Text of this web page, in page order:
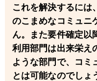
これを解決するには
のこまめなコミュニ
ん。また要件確定以
利用部門は出来栄え
ような部門で、コミ
とは可能なのでしょ